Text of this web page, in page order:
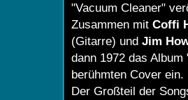
"Vacuum Cleaner"
Zusammen mit Coffi
(Gitarre) und Jim
dann 1972 das
berühmten Cover ein.
Der Großteil der